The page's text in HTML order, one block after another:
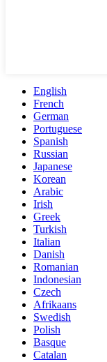
English
French
German
Portuguese
Spanish
Russian
Japanese
Korean
Arabic
Irish
Greek
Turkish
Italian
Danish
Romanian
Indonesian
Czech
Afrikaans
Swedish
Polish
Basque
Catalan